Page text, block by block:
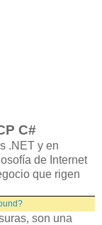
C#
.NET y en
de Internet
que rigen
son una